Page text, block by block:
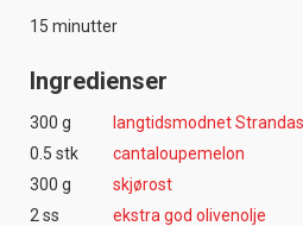
15 minutter
Ingredienser
300 g
0.5 stk
cantaloupemelon
300 g
skjørost
2 ss
ekstra god olivenolje